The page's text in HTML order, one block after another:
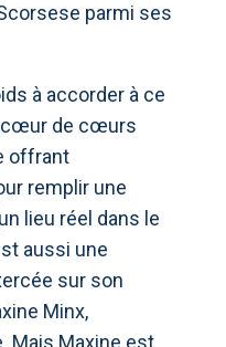
parmi ses
à accorder à ce
cœur de cœurs
offrant
remplir une
lieu réel dans le
aussi une
sur son
Minx,
Mais Maxine est